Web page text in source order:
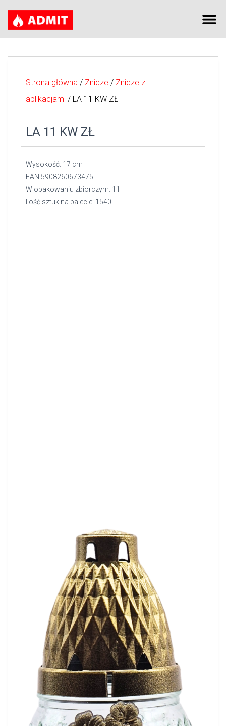
Strona główna / Znicze / Znicze z
aplikacjami / LA 11 KW ZŁ
LA 11 KW ZŁ
Wysokość: 17 cm
EAN 5908260673475
W opakowaniu zbiorczym: 11
Ilość sztuk na palecie: 1540